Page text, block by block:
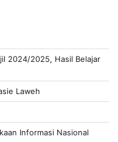
2024/2025, Hasil Belajar
Laweh
Informasi Nasional